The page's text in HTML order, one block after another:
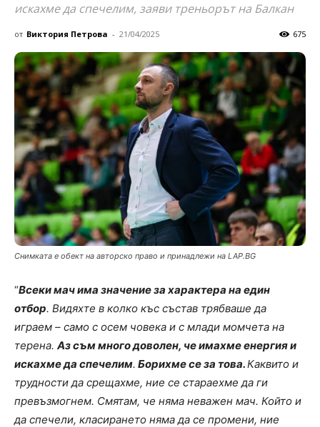
искахме да спечелим, заяви треньорът на Балкан
от Виктория Петрова - 21/04/2025 675
Снимката е обект на авторско право и принадлежи на LAP.BG
“Всеки мач има значение за характера на един
отбор. Видяхте в колко къс състав трябваше да
играем – само с осем човека и с млади момчета на
терена. Аз съм много доволен, че имахме енергия и
искахме да спечелим. Борихме се за това.Каквито и
трудности да срещахме, ние се стараехме да ги
превъзмогнем. Смятам, че няма неважен мач. Който и
да спечели, класирането няма да се промени, ние